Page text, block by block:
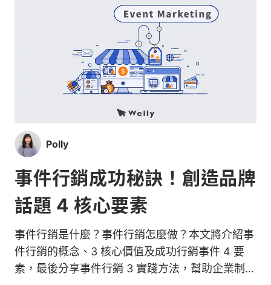
Polly
事件行銷成功秘訣！創造品牌
話題 4 核心要素
事件行銷是什麼？事件行銷怎麼做？本文將介紹事
件行銷的概念、3 核心價值及成功行銷事件 4 要
素，最後分享事件行銷 3 實踐方法，幫助企業制定